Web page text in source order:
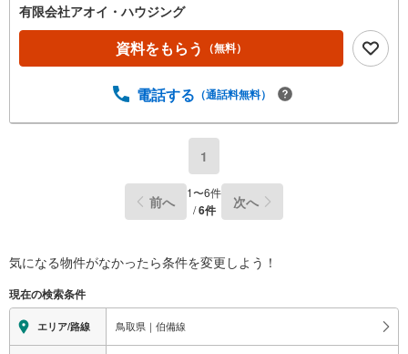
有限会社アオイ・ハウジング
資料をもらう （無料）
電話する （通話料無料）
1
前へ 1〜6件
/6件 次へ
気になる物件がなかったら条件を変更しよう！
現在の検索条件
エリア/路線 鳥取県｜伯備線